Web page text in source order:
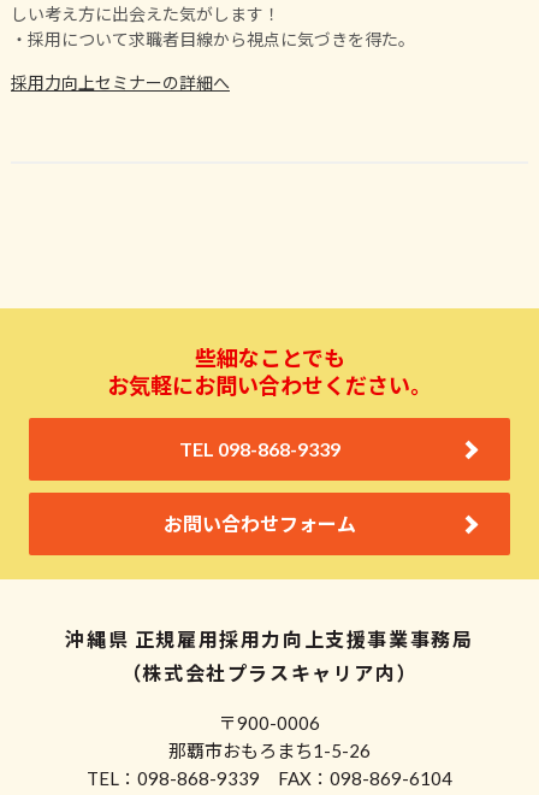
しい考え方に出会えた気がします！
・採用について求職者目線から視点に気づきを得た。
採用力向上セミナーの詳細へ
些細なことでも
お気軽にお問い合わせください。
TEL 098-868-9339
お問い合わせフォーム
沖縄県 正規雇用採用力向上支援事業事務局
（株式会社プラスキャリア内）
〒900-0006
那覇市おもろまち1-5-26
TEL：098-868-9339 FAX：098-869-6104